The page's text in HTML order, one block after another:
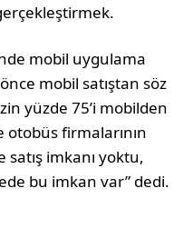
mobil uygulama
mobil satıştan söz
yüzde 75’i mobilden
otobüs firmalarının
imkanı yoktu,
bu imkan var” dedi.